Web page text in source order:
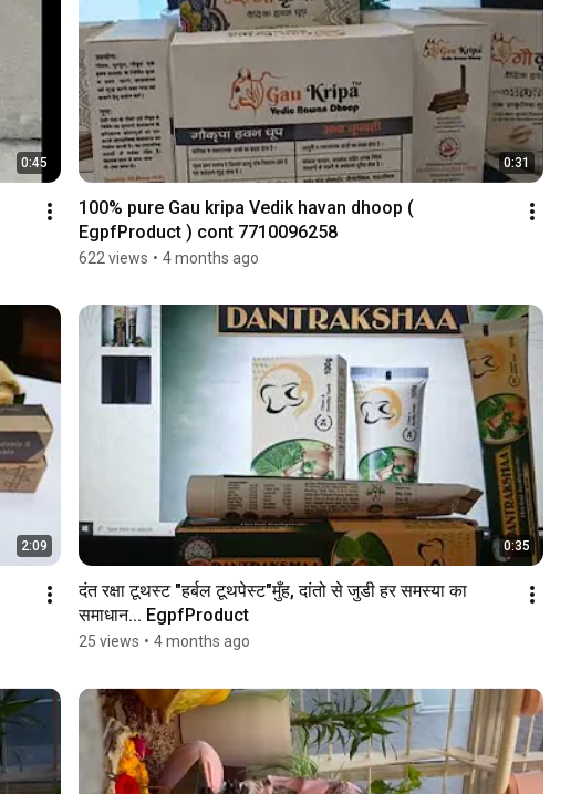
0:45 0:31
100% pure Gau kripa Vedik havan dhoop (
EgpfProduct ) cont 7710096258
622 views • 4 months ago
2:09 0:35
दंत रक्षा टूथस्ट "हर्बल टूथपेस्ट"मुँह, दांतो से जुडी हर समस्या का
समाधान... EgpfProduct
25 views • 4 months ago